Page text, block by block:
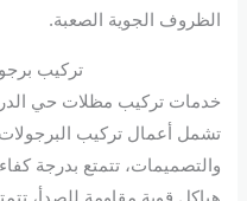
الظروف الجوية الصعبة.
تركيب
خدمات تركيب مظلات حي
تشمل أعمال تركيب
والتصميمات، تتمتع بدرجة